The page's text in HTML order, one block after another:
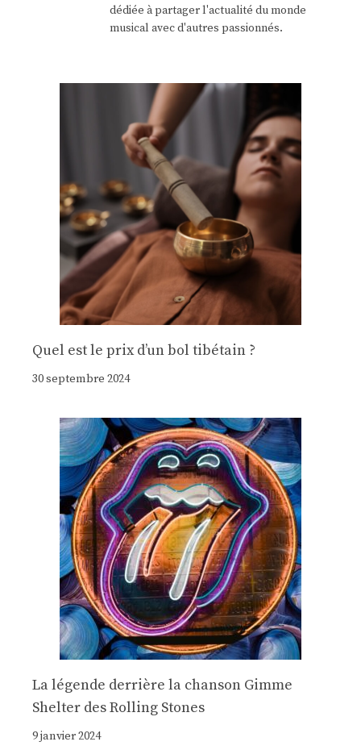
dédiée à partager l'actualité du monde
musical avec d'autres passionnés.
Quel est le prix d’un bol tibétain ?
30 septembre 2024
La légende derrière la chanson Gimme
Shelter des Rolling Stones
9 janvier 2024